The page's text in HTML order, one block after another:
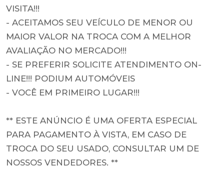
VISITA!!!
- ACEITAMOS SEU VEÍCULO DE MENOR OU
MAIOR VALOR NA TROCA COM A MELHOR
AVALIAÇÃO NO MERCADO!!!
- SE PREFERIR SOLICITE ATENDIMENTO ON-
LINE!!! PODIUM AUTOMÓVEIS
- VOCÊ EM PRIMEIRO LUGAR!!!
** ESTE ANÚNCIO É UMA OFERTA ESPECIAL
PARA PAGAMENTO À VISTA, EM CASO DE
TROCA DO SEU USADO, CONSULTAR UM DE
NOSSOS VENDEDORES. **